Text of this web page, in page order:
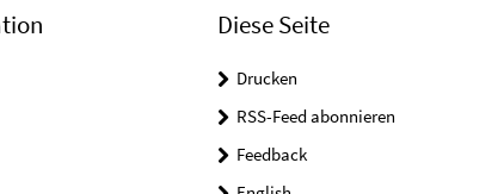
Diese Seite
Drucken
RSS-Feed abonnieren
Feedback